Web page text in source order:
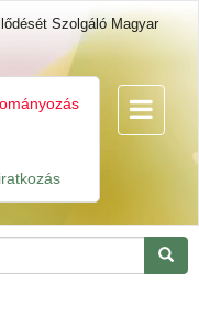
Szolgáló Magyar
Navigáció